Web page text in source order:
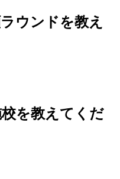
ウンドを教え
を教えてくだ